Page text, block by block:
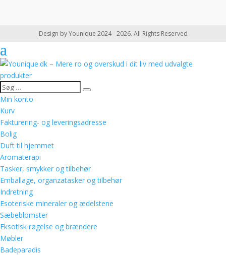
Design by Younique 2024 - 2026. All Rights Reserved
Min konto
Kurv
Fakturering- og leveringsadresse
Bolig
Duft til hjemmet
Aromaterapi
Tasker, smykker og tilbehør
Emballage, organzatasker og tilbehør
Indretning
Esoteriske mineraler og ædelstene
Sæbeblomster
Eksotisk røgelse og brændere
Møbler
Badeparadis